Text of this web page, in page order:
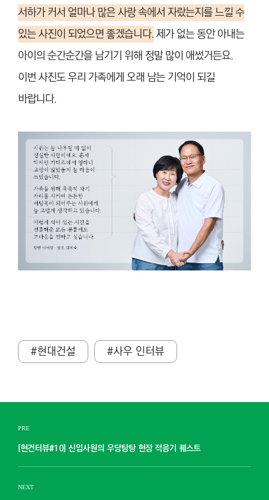
서하가 커서 얼마나 많은 사랑 속에서 자랐는지를 느낄 수
있는 사진이 되었으면 좋겠습니다.제가 없는 동안 아내는
아이의 순간순간을 남기기 위해 정말 많이 애썼거든요.
이번 사진도 우리 가족에게 오래 남는 기억이 되길
바랍니다.
#현대건설 #사우 인터뷰
PRE
[현건터뷰#10] 신입사원의 우당탕탕 현장 적응기 퀘스트
NEXT